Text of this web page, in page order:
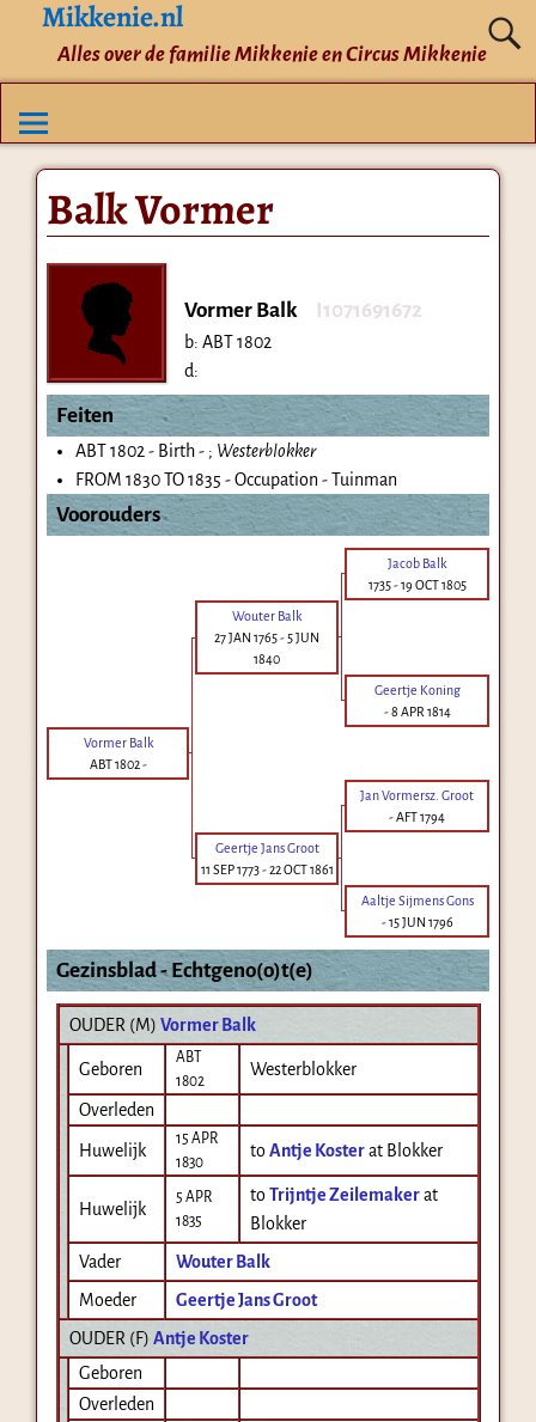
Mikkenie.nl
Alles over de familie Mikkenie en Circus Mikkenie
Balk Vormer
Vormer Balk I1071691672
b: ABT 1802
d:
Feiten
ABT 1802 - Birth - ; Westerblokker
FROM 1830 TO 1835 - Occupation - Tuinman
Voorouders
Jacob Balk
1735-19 OCT 1805
Wouter Balk
27 JAN 1765-5 JUN
1840
Geertje Koning
-8 APR 1814
Vormer Balk
ABT 1802-
Jan Vormersz. Groot
-AFT 1794
Geertje Jans Groot
11 SEP 1773-22 OCT 1861
Aaltje Sijmens Gons
-15 JUN 1796
Gezinsblad - Echtgeno(o)t(e)
OUDER (M) Vormer Balk
Geboren
ABT
1802
Westerblokker
Overleden
Huwelijk
15 APR
1830
toAntje Koster at Blokker
Huwelijk
5 APR
1835
toTrijntje Zeilemaker at
Blokker
Vader
Wouter Balk
Moeder
Geertje Jans Groot
OUDER (F) Antje Koster
Geboren
Overleden